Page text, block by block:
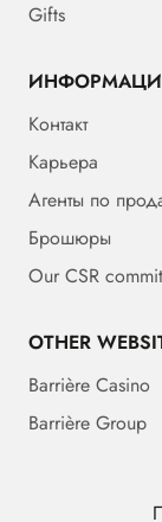
Gifts
Контакт
Карьера
Агенты по
Брошюры
Our CSR
OTHER
Barrière Casino
Barrière Group